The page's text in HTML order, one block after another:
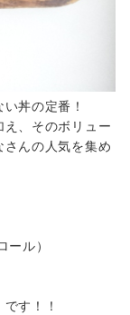
丼の定番！
え、そのボリュー
さんの人気を集め
ール）
す！！